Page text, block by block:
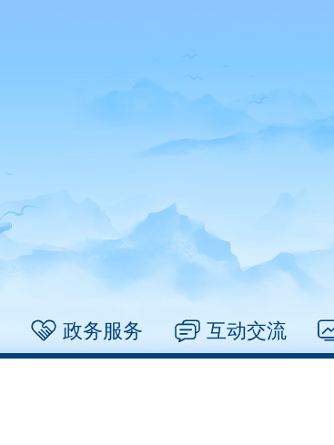
政务服务 互动交流